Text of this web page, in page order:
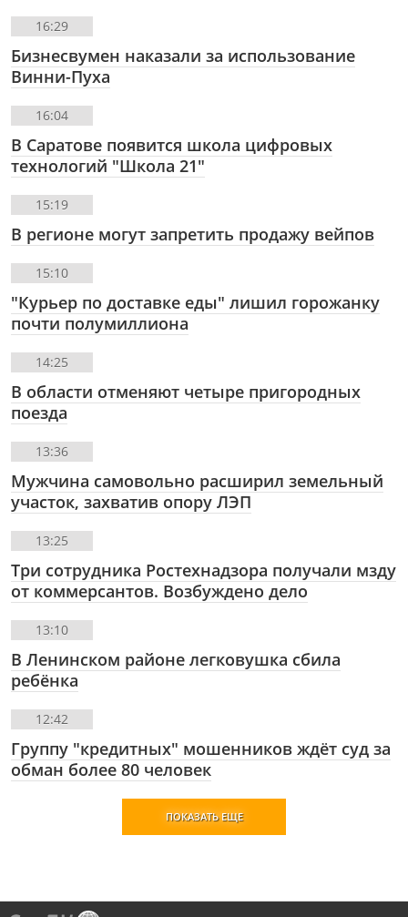
16:29
Бизнесвумен наказали за использование
Винни-Пуха
16:04
В Саратове появится школа цифровых
технологий "Школа 21"
15:19
В регионе могут запретить продажу вейпов
15:10
"Курьер по доставке еды" лишил горожанку
почти полумиллиона
14:25
В области отменяют четыре пригородных
поезда
13:36
Мужчина самовольно расширил земельный
участок, захватив опору ЛЭП
13:25
Три сотрудника Ростехнадзора получали мзду
от коммерсантов. Возбуждено дело
13:10
В Ленинском районе легковушка сбила
ребёнка
12:42
Группу "кредитных" мошенников ждёт суд за
обман более 80 человек
ПОКАЗАТЬ ЕЩЕ